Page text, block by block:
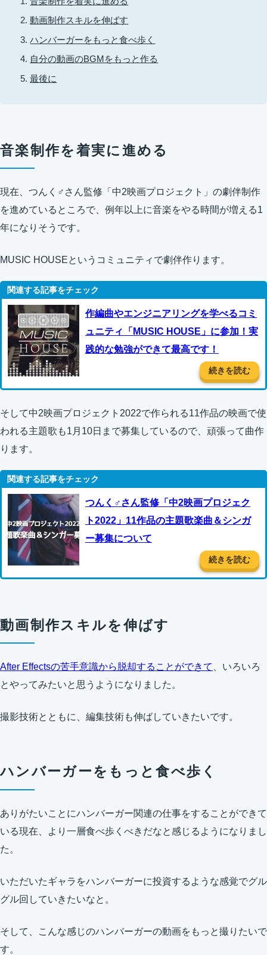
動画制作スキルを伸ばす
ハンバーガーをもっと食べ歩く
自分の動画のBGMをもっと作る
最後に
音楽制作を着実に進める
現在、つんく♂さん監修「中2映画プロジェクト」の劇伴制作
を進めているところで、例年以上に音楽をやる時間が増える1
年になりそうです。
MUSIC HOUSEというコミュニティで劇伴作ります。
作編曲やエンジニアリングを学べるコミ
ュニティ「MUSIC HOUSE」に参加！実
践的な勉強ができて最高です！
続きを読む
そして中2映画プロジェクト2022で作られる11作品の映画で使
われる主題歌も1月10日まで募集しているので、頑張って曲作
ります。
つんく♂さん監修「中2映画プロジェク
ト2022」11作品の主題歌楽曲＆シンガ
ー募集について
続きを読む
動画制作スキルを伸ばす
After Effectsの苦手意識から脱却することができて
、いろいろ
とやってみたいと思うようになりました。
撮影技術とともに、編集技術も伸ばしていきたいです。
ハンバーガーをもっと食べ歩く
ありがたいことにハンバーガー関連の仕事をすることができて
いる現在、より一層食べ歩くべきだなと感じるようになりまし
た。
いただいたギャラをハンバーガーに投資するような感覚でグル
グル回していきたいなと。
そして、こんな感じのハンバーガーの動画をもっと撮りたいで
す。